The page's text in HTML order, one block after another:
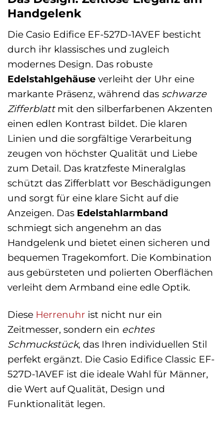
Handgelenk
Die Casio Edifice EF-527D-1AVEF besticht
durch ihr klassisches und zugleich
modernes Design. Das robuste
Edelstahlgehäuse verleiht der Uhr eine
markante Präsenz, während das schwarze
Zifferblattmit den silberfarbenen Akzenten
einen edlen Kontrast bildet. Die klaren
Linien und die sorgfältige Verarbeitung
zeugen von höchster Qualität und Liebe
zum Detail. Das kratzfeste Mineralglas
schützt das Zifferblatt vor Beschädigungen
und sorgt für eine klare Sicht auf die
Anzeigen. Das Edelstahlarmband
schmiegt sich angenehm an das
Handgelenk und bietet einen sicheren und
bequemen Tragekomfort. Die Kombination
aus gebürsteten und polierten Oberflächen
verleiht dem Armband eine edle Optik.
Diese Herrenuhr ist nicht nur ein
Zeitmesser, sondern ein echtes
Schmuckstück, das Ihren individuellen Stil
perfekt ergänzt. Die Casio Edifice Classic EF-
527D-1AVEF ist die ideale Wahl für Männer,
die Wert auf Qualität, Design und
Funktionalität legen.